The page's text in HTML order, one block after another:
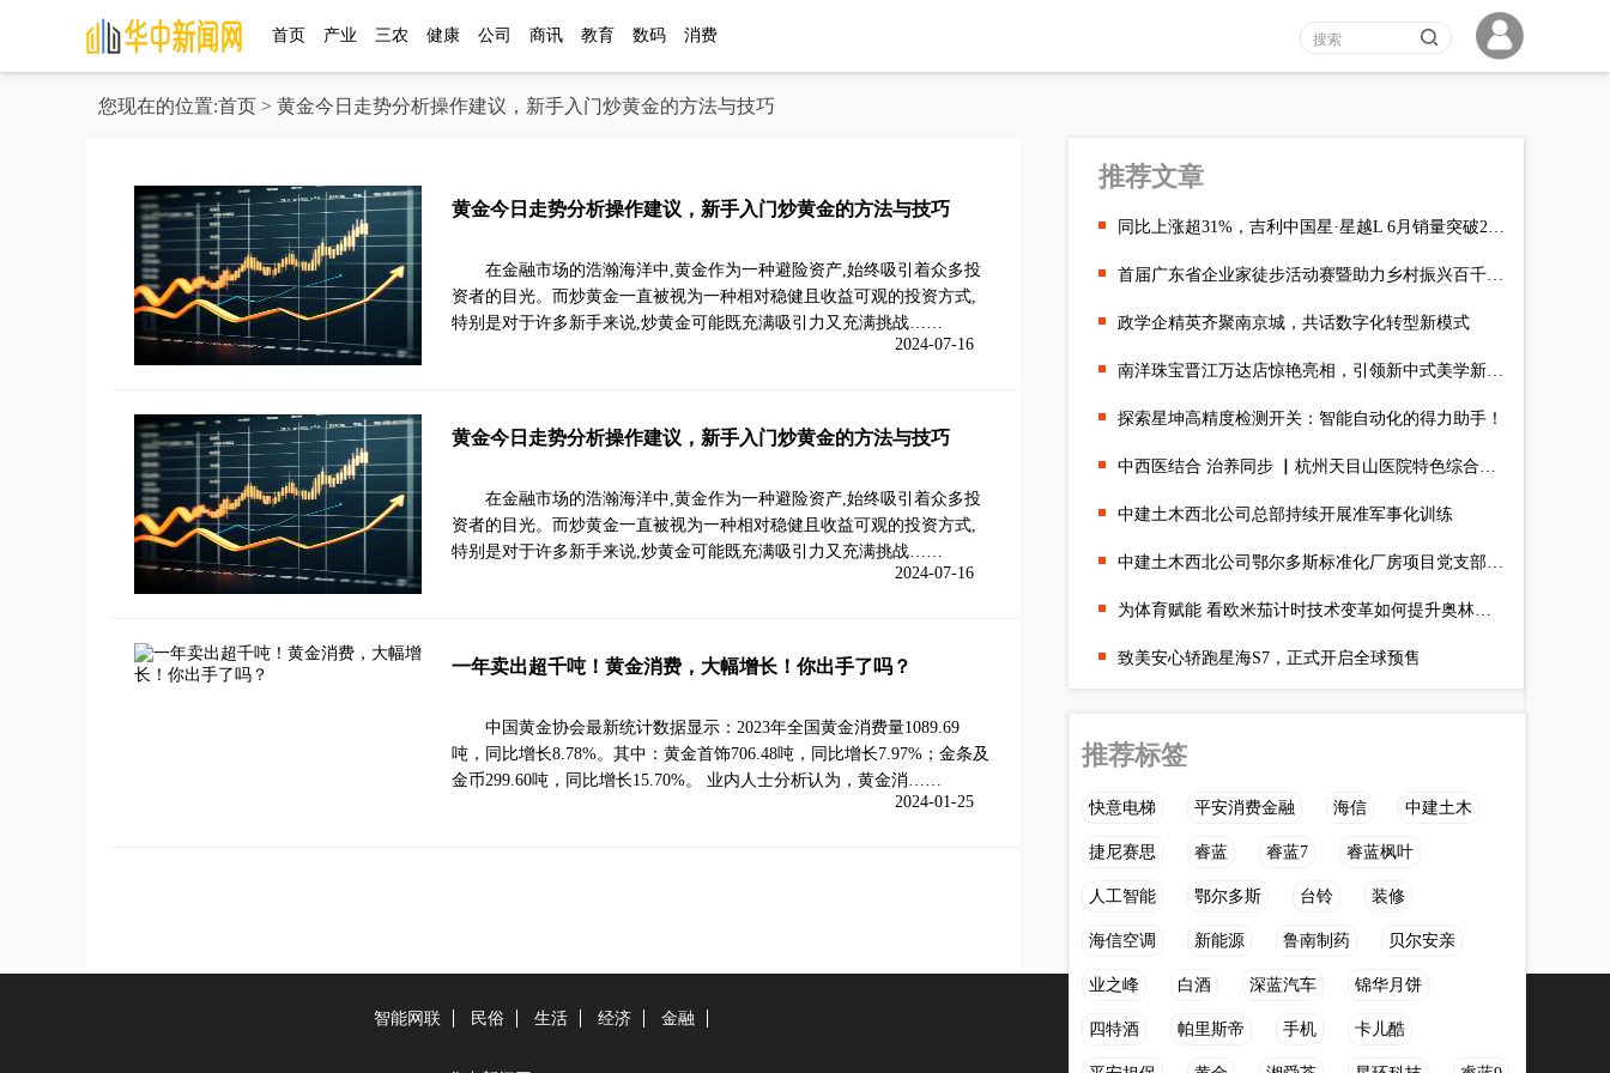
首页 产业 三农 健康 公司 商讯 教育 数码 消费
您现在的位置:首页 > 黄金今日走势分析操作建议，新手入门炒黄金的方法与技巧
黄金今日走势分析操作建议，新手入门炒黄金的方法与技巧
在金融市场的浩瀚海洋中,黄金作为一种避险资产,始终吸引着众多投
资者的目光。而炒黄金一直被视为一种相对稳健且收益可观的投资方式,
特别是对于许多新手来说,炒黄金可能既充满吸引力又充满挑战……
2024-07-16
黄金今日走势分析操作建议，新手入门炒黄金的方法与技巧
在金融市场的浩瀚海洋中,黄金作为一种避险资产,始终吸引着众多投
资者的目光。而炒黄金一直被视为一种相对稳健且收益可观的投资方式,
特别是对于许多新手来说,炒黄金可能既充满吸引力又充满挑战……
2024-07-16
一年卖出超千吨！黄金消费，大幅增长！你出手了吗？
中国黄金协会最新统计数据显示：2023年全国黄金消费量1089.69
吨，同比增长8.78%。其中：黄金首饰706.48吨，同比增长7.97%；金条及
金币299.60吨，同比增长15.70%。 业内人士分析认为，黄金消……
2024-01-25
推荐文章
同比上涨超31%，吉利中国星·星越L 6月销量突破2万辆
首届广东省企业家徒步活动赛暨助力乡村振兴百千万工程项目推介会
政学企精英齐聚南京城，共话数字化转型新模式
南洋珠宝晋江万达店惊艳亮相，引领新中式美学新时尚
探索星坤高精度检测开关：智能自动化的得力助手！
中西医结合 治养同步 ▏杭州天目山医院特色综合诊疗新模式让“男”
中建土木西北公司总部持续开展准军事化训练
中建土木西北公司鄂尔多斯标准化厂房项目党支部开展慰问老兵主题
为体育赋能 看欧米茄计时技术变革如何提升奥林匹克运动
致美安心轿跑星海S7，正式开启全球预售
推荐标签
快意电梯 平安消费金融 海信 中建土木
捷尼赛思 睿蓝 睿蓝7 睿蓝枫叶
人工智能 鄂尔多斯 台铃 装修
海信空调 新能源 鲁南制药 贝尔安亲
业之峰 白酒 深蓝汽车 锦华月饼
四特酒 帕里斯帝 手机 卡儿酷
智能网联 民俗 生活 经济 金融